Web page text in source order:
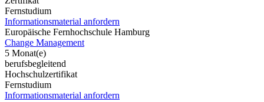
Fernstudium
Informationsmaterial anfordern
Europäische Fernhochschule Hamburg
Change Management
5 Monat(e)
berufsbegleitend
Hochschulzertifikat
Fernstudium
Informationsmaterial anfordern